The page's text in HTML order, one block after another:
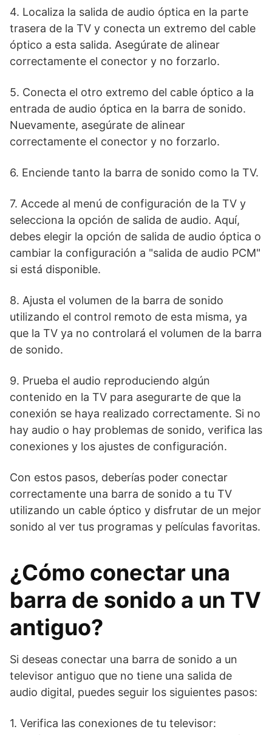
4. Localiza la salida de audio óptica en la parte
trasera de la TV y conecta un extremo del cable
óptico a esta salida. Asegúrate de alinear
correctamente el conector y no forzarlo.
5. Conecta el otro extremo del cable óptico a la
entrada de audio óptica en la barra de sonido.
Nuevamente, asegúrate de alinear
correctamente el conector y no forzarlo.
6. Enciende tanto la barra de sonido como la TV.
7. Accede al menú de configuración de la TV y
selecciona la opción de salida de audio. Aquí,
debes elegir la opción de salida de audio óptica o
cambiar la configuración a "salida de audio PCM"
si está disponible.
8. Ajusta el volumen de la barra de sonido
utilizando el control remoto de esta misma, ya
que la TV ya no controlará el volumen de la barra
de sonido.
9. Prueba el audio reproduciendo algún
contenido en la TV para asegurarte de que la
conexión se haya realizado correctamente. Si no
hay audio o hay problemas de sonido, verifica las
conexiones y los ajustes de configuración.
Con estos pasos, deberías poder conectar
correctamente una barra de sonido a tu TV
utilizando un cable óptico y disfrutar de un mejor
sonido al ver tus programas y películas favoritas.
¿Cómo conectar una
barra de sonido a un TV
antiguo?
Si deseas conectar una barra de sonido a un
televisor antiguo que no tiene una salida de
audio digital, puedes seguir los siguientes pasos:
1. Verifica las conexiones de tu televisor: